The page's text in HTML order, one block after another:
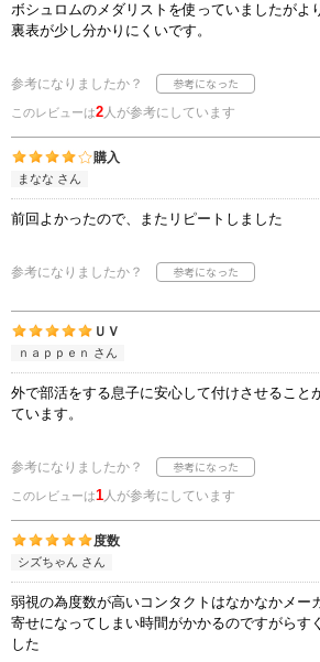
ボシュロムのメダリストを使っていましたがよ
裏表が少し分かりにくいです。
参考になりましたか？
このレビューは2人が参考にしています
購入
まなな さん
前回よかったので、またリピートしました
参考になりましたか？
ＵＶ
ｎａｐｐｅｎ さん
外で部活をする息子に安心して付けさせること
ています。
参考になりましたか？
このレビューは1人が参考にしています
度数
シズちゃん さん
弱視の為度数が高いコンタクトはなかなかメー
寄せになってしまい時間がかかるのですがらす
した